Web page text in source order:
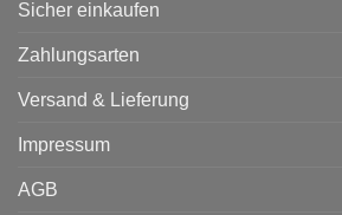
Sicher einkaufen
Zahlungsarten
Versand & Lieferung
Impressum
AGB